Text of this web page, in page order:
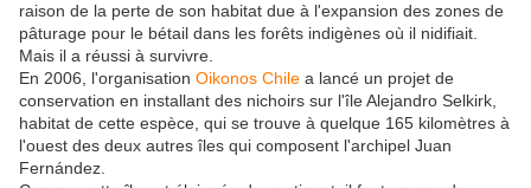
raison de la perte de son habitat due à l'expansion des zones de
pâturage pour le bétail dans les forêts indigènes où il nidifiait.
Mais il a réussi à survivre.
En 2006, l'organisation Oikonos Chile a lancé un projet de
conservation en installant des nichoirs sur l'île Alejandro Selkirk,
habitat de cette espèce, qui se trouve à quelque 165 kilomètres à
l'ouest des deux autres îles qui composent l'archipel Juan
Fernández.